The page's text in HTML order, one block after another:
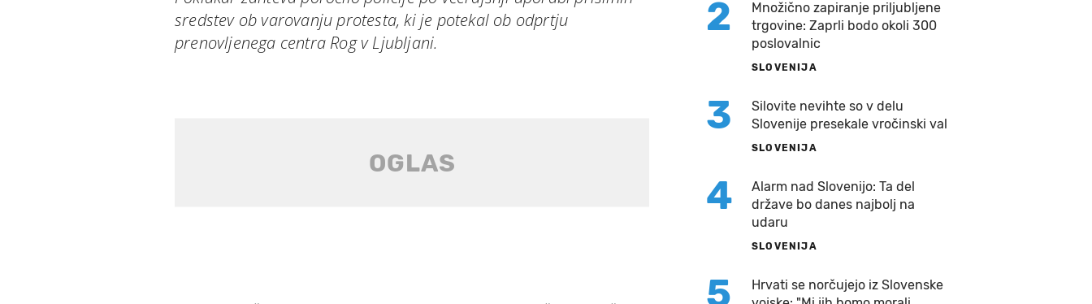
sredstev ob varovanju protesta, ki je potekal ob odprtju
prenovljenega centra Rog v Ljubljani.
2
Množično zapiranje priljubljene
trgovine: Zaprli bodo okoli 300
poslovalnic
SLOVENIJA
3
Silovite nevihte so v delu
Slovenije presekale vročinski val
SLOVENIJA
4
Alarm nad Slovenijo: Ta del
države bo danes najbolj na
udaru
SLOVENIJA
5
Hrvati se norčujejo iz Slovenske